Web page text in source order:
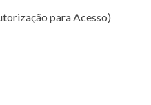
para Acesso)